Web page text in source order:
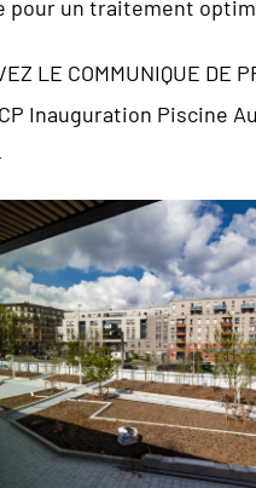
pour un traitement
LE COMMUNIQUE DE
CP Inauguration Piscine